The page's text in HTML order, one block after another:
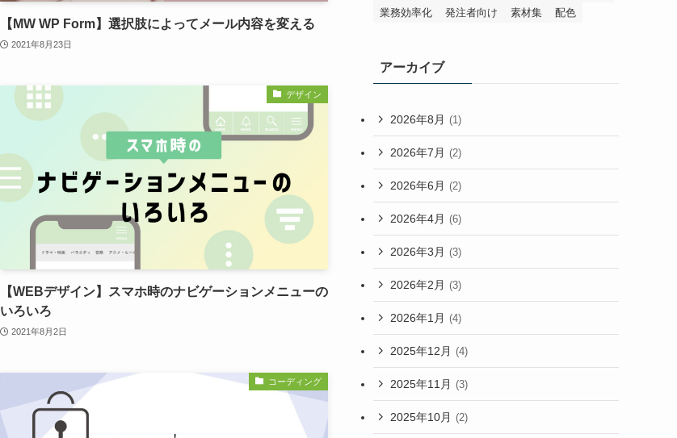
【MW WP Form】選択肢によってメール内容を変える
2021年8月23日
デザイン
【WEBデザイン】スマホ時のナビゲーションメニューの
いろいろ
2021年8月2日
コーディング
業務効率化
発注者向け 素材集 配色
アーカイブ
2026年8月 (1)
2026年7月 (2)
2026年6月 (2)
2026年4月 (6)
2026年3月 (3)
2026年2月 (3)
2026年1月 (4)
2025年12月 (4)
2025年11月 (3)
2025年10月 (2)